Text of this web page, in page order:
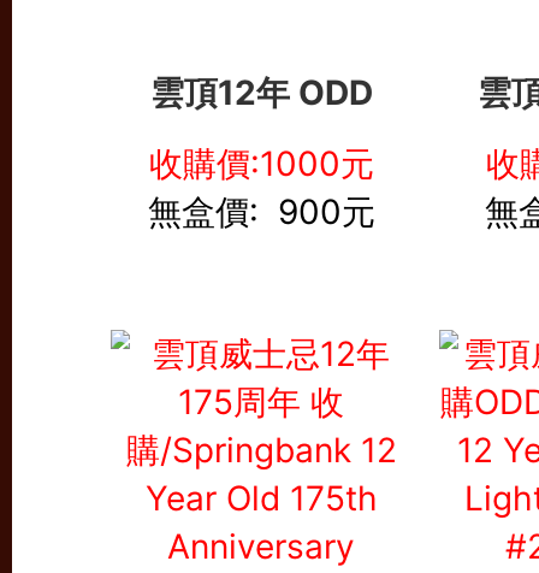
雲頂12年 ODD
雲
收購價:1000元
無盒價: 900元
收
無